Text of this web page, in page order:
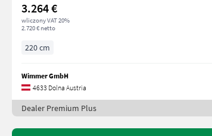
3.264 €
wliczony VAT 20%
2.720 € netto
220 cm
Wimmer GmbH
4633 Dolna Austria
Dealer Premium Plus